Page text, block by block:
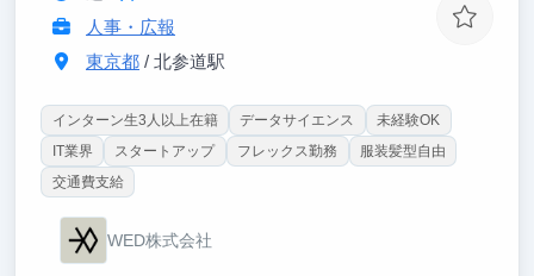
人事・広報
東京都/ 北参道駅
インターン生3人以上在籍 データサイエンス
未経験OK
IT業界
スタートアップ フレックス勤務
服装髪型自由
交通費支給
WED株式会社